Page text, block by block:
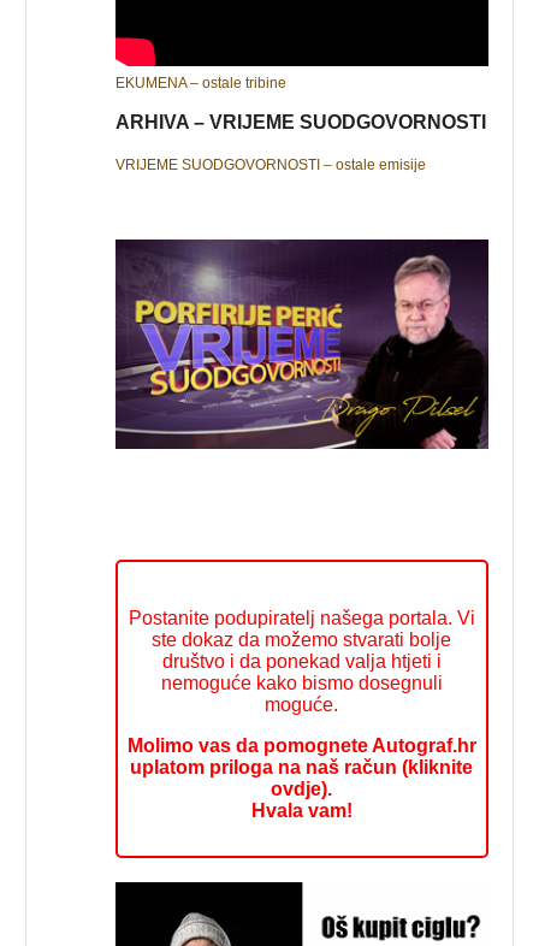
EKUMENA – ostale tribine
ARHIVA – VRIJEME SUODGOVORNOSTI
VRIJEME SUODGOVORNOSTI – ostale emisije
Postanite podupiratelj našega portala. Vi
ste dokaz da možemo stvarati bolje
društvo i da ponekad valja htjeti i
nemoguće kako bismo dosegnuli
moguće.
Molimo vas da pomognete Autograf.hr
uplatom priloga na naš račun (kliknite
ovdje).
Hvala vam!